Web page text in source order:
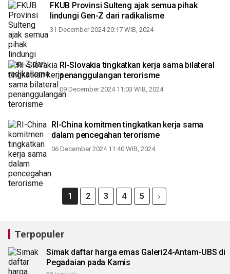
FKUB Provinsi Sulteng ajak semua pihak
lindungi Gen-Z dari radikalisme
31 December 2024 20:17 WIB, 2024
RI-Slovakia tingkatkan kerja sama bilateral
penanggulangan terorisme
09 December 2024 11:03 WIB, 2024
RI-China komitmen tingkatkan kerja sama
dalam pencegahan terorisme
06 December 2024 11:40 WIB, 2024
1 2 3 4 5
Terpopuler
Simak daftar harga emas Galeri24-Antam-UBS di
Pegadaian pada Kamis